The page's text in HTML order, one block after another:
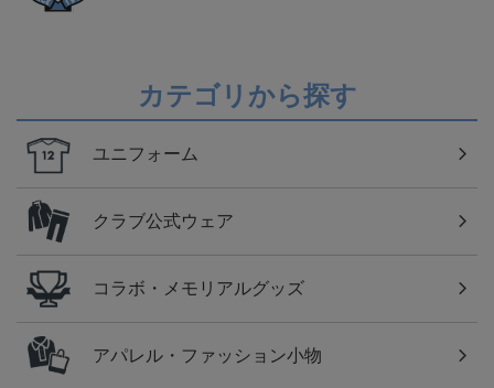
カテゴリから探す
ユニフォーム
クラブ公式ウェア
コラボ・メモリアルグッズ
アパレル・ファッション小物